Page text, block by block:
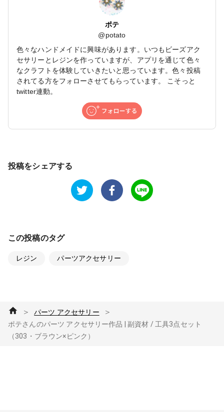
ポテ
@potato
色々なハンドメイドに興味があります。いつもビーズアク
セサリーとレジンを作っていますが、アプリを通じて色々
なクラフトを体験していきたいと思っています。色々投稿
されてる方をフォローさせてもらっています。 こそっと
twitter連動。
投稿をシェアする
この投稿のタグ
レジン パーツアクセサリー
＞ パーツ アクセサリー ＞
ポテさんのパーツ アクセサリー作品 | 副資材 / 工具3点セット
（303・ブラウン×ピンク）